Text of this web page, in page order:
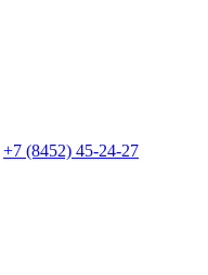
+7 (8452) 45-24-27